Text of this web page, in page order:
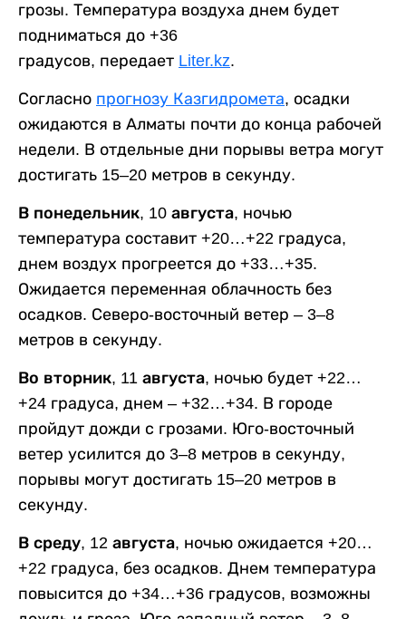
грозы. Температура воздуха днем будет
подниматься до +36
градусов, передает Liter.kz.
Согласно прогнозу Казгидромета, осадки
ожидаются в Алматы почти до конца рабочей
недели. В отдельные дни порывы ветра могут
достигать 15–20 метров в секунду.
В понедельник, 10 августа, ночью
температура составит +20…+22 градуса,
днем воздух прогреется до +33…+35.
Ожидается переменная облачность без
осадков. Северо-восточный ветер – 3–8
метров в секунду.
Во вторник, 11 августа, ночью будет +22…
+24 градуса, днем – +32…+34. В городе
пройдут дожди с грозами. Юго-восточный
ветер усилится до 3–8 метров в секунду,
порывы могут достигать 15–20 метров в
секунду.
В среду, 12 августа, ночью ожидается +20…
+22 градуса, без осадков. Днем температура
повысится до +34…+36 градусов, возможны